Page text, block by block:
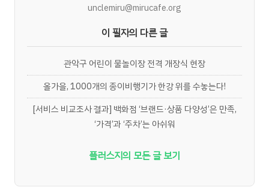
unclemiru@mirucafe.org
이 필자의 다른 글
관악구 어린이 물놀이장 전격 개장식 현장
올가을, 1000개의 종이비행기가 한강 위를 수놓는다!
[서비스 비교조사 결과] 백화점 ‘브랜드·상품 다양성’은 만족,
‘가격’과 ‘주차’는 아쉬워
플러스지의 모든 글 보기